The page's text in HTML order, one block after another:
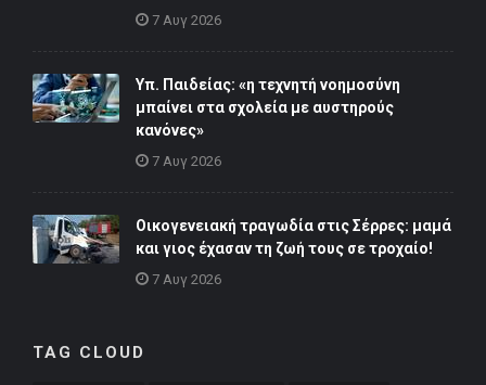
7 Αυγ 2026
Υπ. Παιδείας: «η τεχνητή νοημοσύνη
μπαίνει στα σχολεία με αυστηρούς
κανόνες»
7 Αυγ 2026
Οικογενειακή τραγωδία στις Σέρρες: μαμά
και γιος έχασαν τη ζωή τους σε τροχαίο!
7 Αυγ 2026
TAG CLOUD